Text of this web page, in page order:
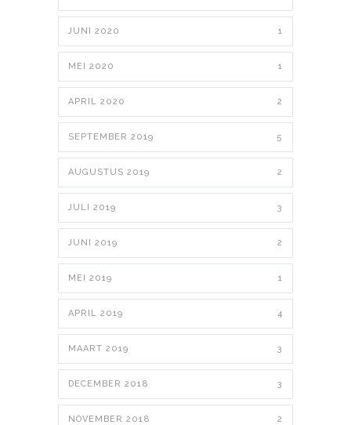
JUNI 2020 1
MEI 2020 1
APRIL 2020 2
SEPTEMBER 2019 5
AUGUSTUS 2019 2
JULI 2019 3
JUNI 2019 2
MEI 2019 1
APRIL 2019 4
MAART 2019 3
DECEMBER 2018 3
NOVEMBER 2018 2